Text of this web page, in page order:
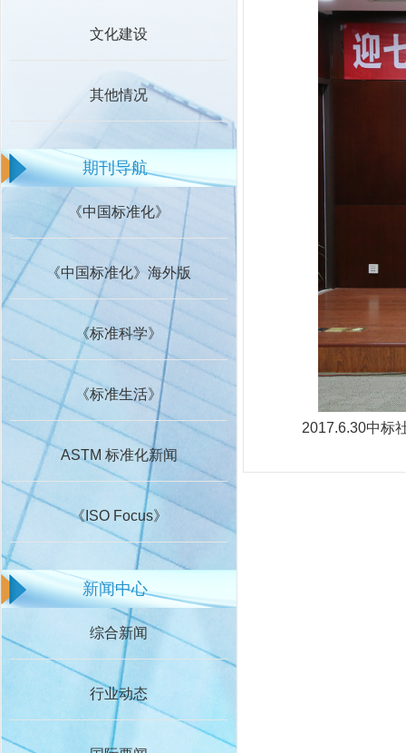
文化建设
其他情况
期刊导航
《中国标准化》
《中国标准化》海外版
《标准科学》
《标准生活》
ASTM 标准化新闻
《ISO Focus》
新闻中心
综合新闻
行业动态
2017.6.30中标